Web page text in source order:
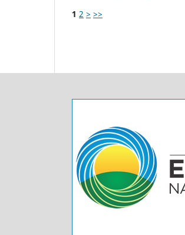
1 2 > >>